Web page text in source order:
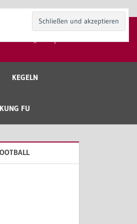
„Zur Spieli“
KEGELN
FU